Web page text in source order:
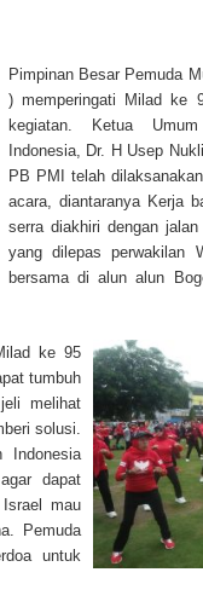
Pimpinan Besar Pemuda
) memperingati Milad ke
kegiatan. Ketua
Indonesia, Dr. H Usep
PB PMI telah
acara, diantaranya Kerja
serra diakhiri dengan
yang dilepas perwakilan
bersama di alun alun
ke 95
tumbuh
melihat
solusi.
Indonesia
dapat
mau
Pemuda
untuk